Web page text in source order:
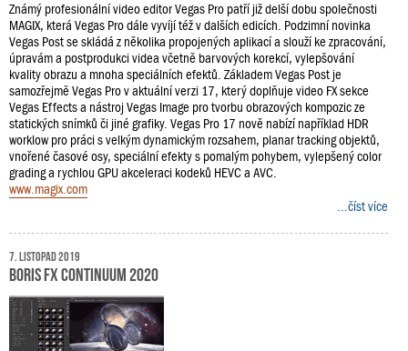
Známý profesionální video editor Vegas Pro patří již delší dobu společnosti
MAGIX, která Vegas Pro dále vyvíjí též v dalších edicích. Podzimní novinka
Vegas Post se skládá z několika propojených aplikací a slouží ke zpracování,
úpravám a postprodukci videa včetně barvových korekcí, vylepšování
kvality obrazu a mnoha speciálních efektů. Základem Vegas Post je
samozřejmě Vegas Pro v aktuální verzi 17, který doplňuje video FX sekce
Vegas Effects a nástroj Vegas Image pro tvorbu obrazových kompozic ze
statických snímků či jiné grafiky. Vegas Pro 17 nově nabízí například HDR
worklow pro práci s velkým dynamickým rozsahem, planar tracking objektů,
vnořené časové osy, speciální efekty s pomalým pohybem, vylepšený color
grading a rychlou GPU akceleraci kodeků HEVC a AVC.
www.magix.com
...číst více
7. listopad 2019
Boris FX Continuum 2020